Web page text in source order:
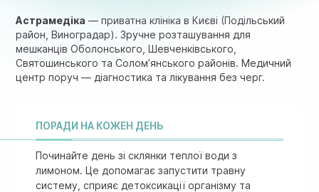
Астрамедіка — приватна клініка в Києві (Подільський
район, Виноградар). Зручне розташування для
мешканців Оболонського, Шевченківського,
Святошинського та Солом’янського районів. Медичний
центр поруч — діагностика та лікування без черг.
ПОРАДИ НА КОЖЕН ДЕНЬ
Починайте день зі склянки теплої води з
лимоном. Це допомагає запустити травну
систему, сприяє детоксикації організму та